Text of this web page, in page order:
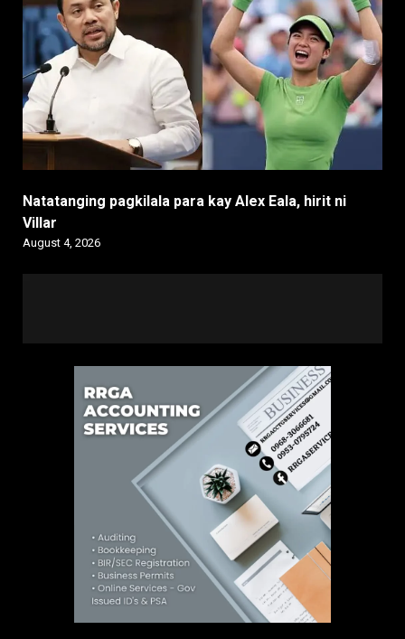
Natatanging pagkilala para kay Alex Eala, hirit ni
Villar
August 4, 2026